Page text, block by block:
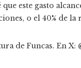
este gasto
o el 40% de la
de Funcas. En X: